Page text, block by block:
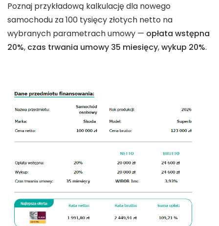
Poznaj przykładową kalkulację dla nowego
samochodu za 100 tysięcy złotych netto na
wybranych parametrach umowy — opłata wstępna
20%, czas trwania umowy 35 miesięcy,wykup 20%.